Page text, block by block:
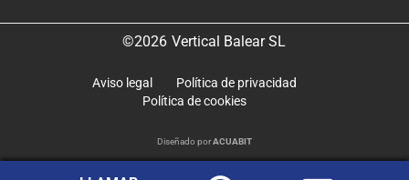
©2026 Vertical Balear SL
Aviso legal
Política de privacidad
Política de cookies
Diseñado porACUABIT